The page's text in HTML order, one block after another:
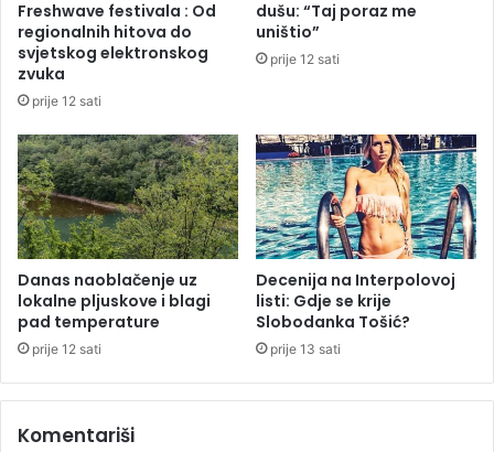
e
k
o
j
j
e
k
u
p
i
l
a
2
0
g
Freshwave festivala : Od
regionalnih hitova do
svjetskog elektronskog
zvuka
prije 12 sati
dušu: “Taj poraz me
uništio”
prije 12 sati
Danas naoblačenje uz
lokalne pljuskove i blagi
pad temperature
prije 12 sati
Decenija na Interpolovoj
listi: Gdje se krije
Slobodanka Tošić?
prije 13 sati
Komentariši